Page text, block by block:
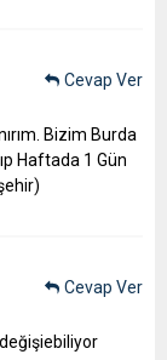
Bizim Burda
Haftada 1 Gün
Cevap Ver
Cevap Ver